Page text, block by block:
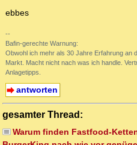
ebbes
--
Bafin-gerechte Warnung:
Obwohl ich mehr als 30 Jahre Erfahrung an
Markt. Macht nicht nach was ich handle.
Anlagetipps.
antworten
gesamter Thread:
Warum finden Fastfood-